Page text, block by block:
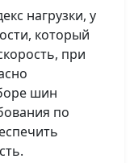
нагрузки, у
который
при
шин
по